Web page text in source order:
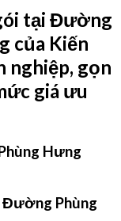
tại Đường
của Kiến
nghiệp, gọn
giá ưu
Đường Phùng